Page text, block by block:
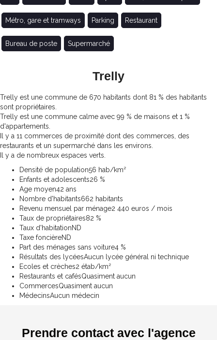
Métro, gare et tramways Parking Restaurant
Bureau de poste Supermarché
Trelly
Trelly est une commune de 670 habitants dont 81 % des habitants
sont propriétaires.
Trelly est une commune calme avec 99 % de maisons et 1 %
d'appartements.
Il y a 11 commerces de proximité dont des commerces, des
restaurants et un supermarché dans les environs.
Il y a de nombreux espaces verts.
Densité de population56 hab/km²
Enfants et adolescents26 %
Age moyen42 ans
Nombre d'habitants662 habitants
Revenu mensuel par ménage2 440 euros / mois
Taux de propriétaires82 %
Taux d'habitationND
Taxe foncièreND
Part des ménages sans voiture4 %
Résultats des lycéesAucun lycée général ni technique
Ecoles et crèches2 étab/km²
Restaurants et cafésQuasiment aucun
CommercesQuasiment aucun
MédecinsAucun médecin
Prendre contact avec l'agence